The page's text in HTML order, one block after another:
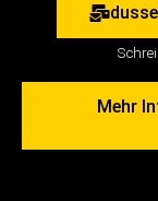
Mehr